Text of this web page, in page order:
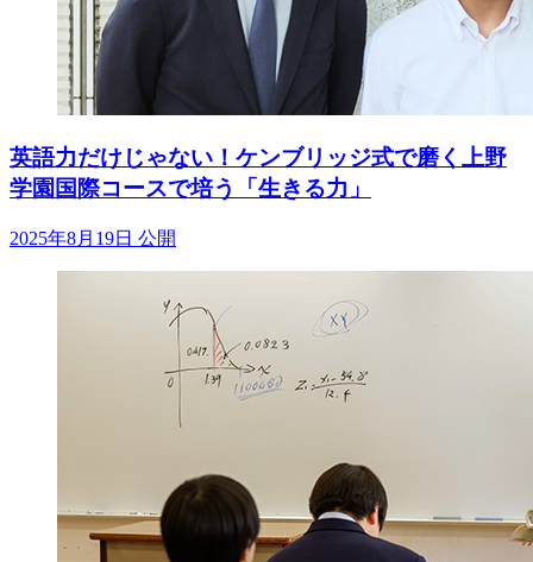
英語力だけじゃない！ケンブリッジ式で磨く上野
学園国際コースで培う「生きる力」
2025年8月19日 公開